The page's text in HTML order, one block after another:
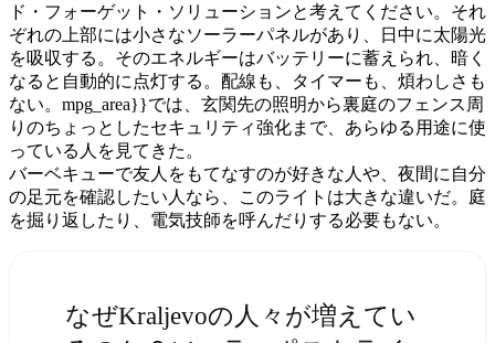
ド・フォーゲット・ソリューションと考えてください。それ
ぞれの上部には小さなソーラーパネルがあり、日中に太陽光
を吸収する。そのエネルギーはバッテリーに蓄えられ、暗く
なると自動的に点灯する。配線も、タイマーも、煩わしさも
ない。mpg_area}}では、玄関先の照明から裏庭のフェンス周
りのちょっとしたセキュリティ強化まで、あらゆる用途に使
っている人を見てきた。
バーベキューで友人をもてなすのが好きな人や、夜間に自分
の足元を確認したい人なら、このライトは大きな違いだ。庭
を掘り返したり、電気技師を呼んだりする必要もない。
なぜKraljevoの人々が増えてい